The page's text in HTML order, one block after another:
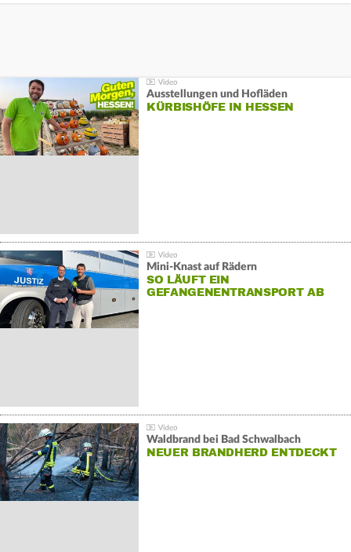
Ausstellungen und Hofläden
KÜRBISHÖFE IN HESSEN
Mini-Knast auf Rädern
SO LÄUFT EIN
GEFANGENENTRANSPORT AB
Waldbrand bei Bad Schwalbach
NEUER BRANDHERD ENTDECKT